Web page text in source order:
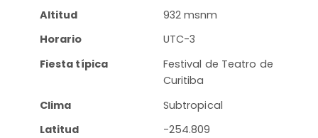
Altitud
932 msnm
Horario
UTC-3
Fiesta típica
Festival de Teatro de
Curitiba
Clima
Subtropical
Latitud
-254.809